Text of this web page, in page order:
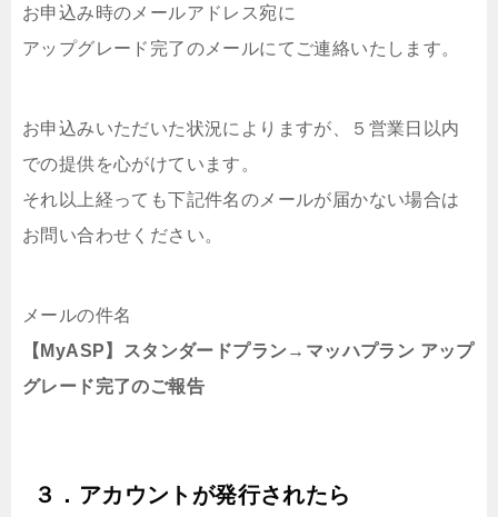
お申込み時のメールアドレス宛に
アップグレード完了のメールにてご連絡いたします。
お申込みいただいた状況によりますが、５営業日以内
での提供を心がけています。
それ以上経っても下記件名のメールが届かない場合は
お問い合わせください。
メールの件名
【MyASP】スタンダードプラン→マッハプラン アップ
グレード完了のご報告
３．アカウントが発行されたら